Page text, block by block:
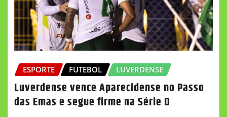
ESPORTE FUTEBOL LUVERDENSE
Luverdense vence Aparecidense no Passo
das Emas e segue firme na Série D